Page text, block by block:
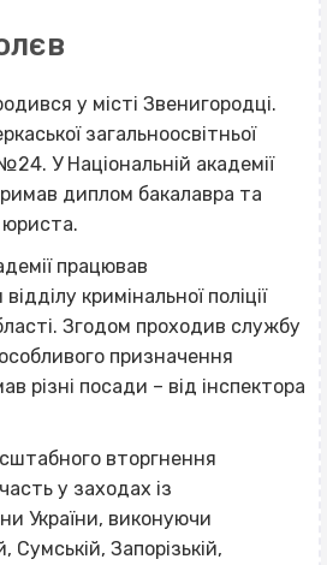
у місті Звенигородці.
загальноосвітньої
№24. У Національній академії
диплом бакалавра та
юриста.
працював
кримінальної поліції
Згодом проходив службу
особливого призначення
різні посади – від інспектора
вторгнення
у заходах із
України, виконуючи
Сумській, Запорізькій,